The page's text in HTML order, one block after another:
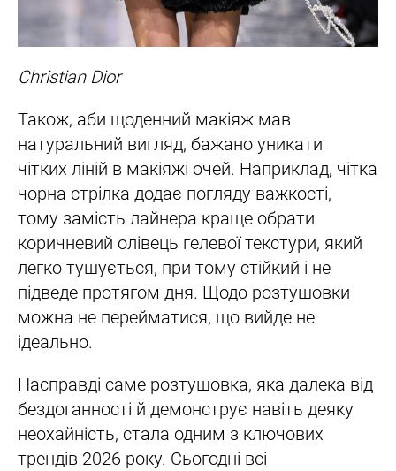
Christian Dior
Також, аби щоденний макіяж мав
натуральний вигляд, бажано уникати
чітких ліній в макіяжі очей. Наприклад, чітка
чорна стрілка додає погляду важкості,
тому замість лайнера краще обрати
коричневий олівець гелевої текстури, який
легко тушується, при тому стійкий і не
підведе протягом дня. Щодо розтушовки
можна не перейматися, що вийде не
ідеально.
Насправді саме розтушовка, яка далека від
бездоганності й демонструє навіть деяку
неохайність, стала одним з ключових
трендів 2026 року. Сьогодні всі